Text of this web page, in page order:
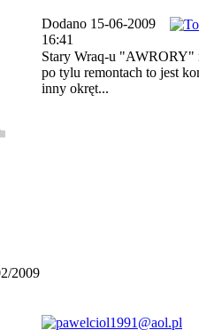
Dodano 15-06-2009
16:41
2009
Stary Wraq-u "AWRORY"
po tylu remontach to jest
inny okręt...